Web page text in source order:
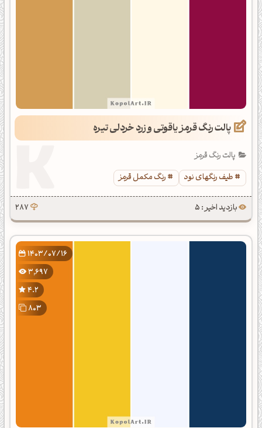
پالت رنگ قرمز یاقوتی و زرد خردلی تیره
پالت رنگ قرمز
طیف رنگهای نود
رنگ مکمل قرمز
بازدید اخیر : 5 287
1403/07/16
3,697
4.2
803